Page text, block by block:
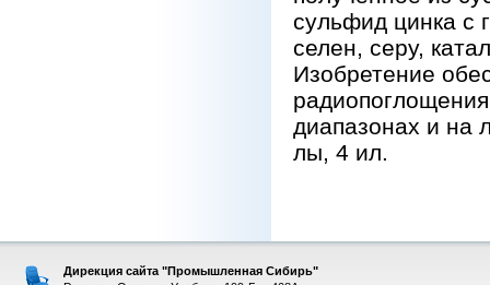
сульфид цинка с
селен, серу,
Изобретение
диапазонах и на
лы, 4 ил.
Дирекция сайта "Промышленная Сибирь"